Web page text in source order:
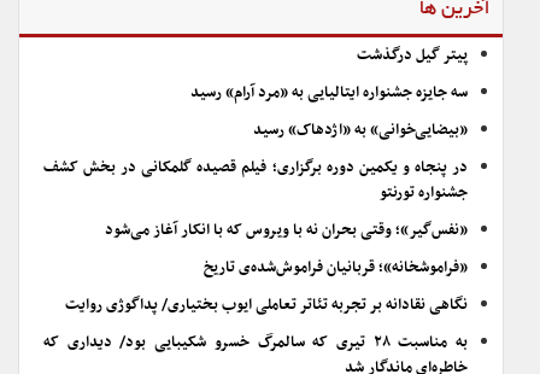
آخرین ها
پیتر گیل درگذشت
سه جایزه جشنواره ایتالیایی به «مرد آرام» رسید
«بیضایی‌خوانی» به «اژدهاک» رسید
در پنجاه و یکمین دوره برگزاری؛ فیلم قصیده گلمکانی در بخش کشف
جشنواره تورنتو
«نفس‌گیر»؛ وقتی بحران نه با ویروس که با انکار آغاز می‌شود
«فراموشخانه»؛ قربانیان فراموش‌شده‌ی تاریخ
نگاهی نقادانه بر تجربه تئاتر تعاملی ایوب بختیاری/ پداگوژی روایت
به مناسبت ۲۸ تیری که سالمرگ خسرو شکیبایی بود/ دیداری که
خاطره‌ای ماندگار شد